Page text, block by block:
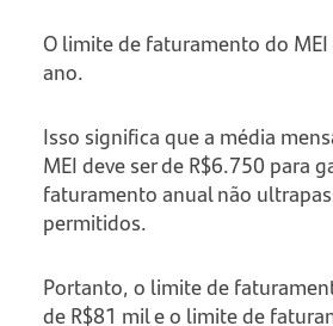
O limite de faturamento do MEI
ano.
Isso significa que a média
MEI deve ser de R$6.750 para
faturamento anual não
permitidos.
Portanto, o limite de
de R$81 mil e o limite de